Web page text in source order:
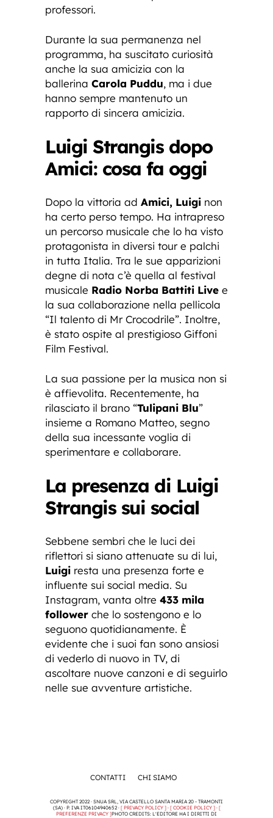
professori.
Durante la sua permanenza nel
programma, ha suscitato curiosità
anche la sua amicizia con la
ballerina Carola Puddu, ma i due
hanno sempre mantenuto un
rapporto di sincera amicizia.
Luigi Strangis dopo
Amici: cosa fa oggi
Dopo la vittoria ad Amici, Luigi non
ha certo perso tempo. Ha intrapreso
un percorso musicale che lo ha visto
protagonista in diversi tour e palchi
in tutta Italia. Tra le sue apparizioni
degne di nota c’è quella al festival
musicale Radio Norba Battiti Live e
la sua collaborazione nella pellicola
“Il talento di Mr Crocodrile”. Inoltre,
è stato ospite al prestigioso Giffoni
Film Festival.
La sua passione per la musica non si
è affievolita. Recentemente, ha
rilasciato il brano “Tulipani Blu”
insieme a Romano Matteo, segno
della sua incessante voglia di
sperimentare e collaborare.
La presenza di Luigi
Strangis sui social
Sebbene sembri che le luci dei
riflettori si siano attenuate su di lui,
Luigi resta una presenza forte e
influente sui social media. Su
Instagram, vanta oltre 433 mila
follower che lo sostengono e lo
seguono quotidianamente. È
evidente che i suoi fan sono ansiosi
di vederlo di nuovo in TV, di
ascoltare nuove canzoni e di seguirlo
nelle sue avventure artistiche.
CONTATTI CHI SIAMO
COPYRIGHT 2022 · SNUA SRL, VIA CASTELLO SANTA MARIA 20 - TRAMONTI
(SA) · P. IVA IT06104940652 · [ PRIVACY POLICY ]· [ COOKIE POLICY ]· [
PREFERENZE PRIVACY ]PHOTO CREDITS: L'EDITORE HA I DIRITTI DI